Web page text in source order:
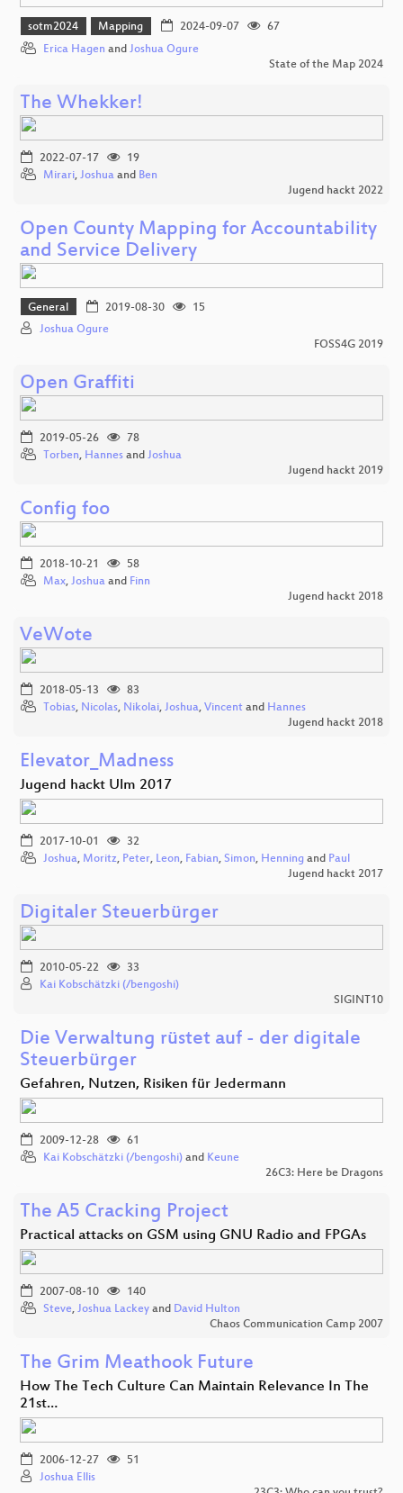
sotm2024 Mapping 2024-09-07
67
Erica Hagen and Joshua Ogure
State of the Map 2024
The Whekker!
2022-07-17
19
Mirari, Joshua and Ben
Jugend hackt 2022
Open County Mapping for Accountability
and Service Delivery
General 2019-08-30
15
Joshua Ogure
FOSS4G 2019
Open Graffiti
2019-05-26
78
Torben, Hannes and Joshua
Jugend hackt 2019
Config foo
2018-10-21
58
Max, Joshua and Finn
Jugend hackt 2018
VeWote
2018-05-13
83
Tobias, Nicolas, Nikolai, Joshua, Vincent and Hannes
Jugend hackt 2018
Elevator_Madness
Jugend hackt Ulm 2017
2017-10-01
32
Joshua, Moritz, Peter, Leon, Fabian, Simon, Henning and Paul
Jugend hackt 2017
Digitaler Steuerbürger
2010-05-22
33
Kai Kobschätzki (/bengoshi)
SIGINT10
Die Verwaltung rüstet auf - der digitale
Steuerbürger
Gefahren, Nutzen, Risiken für Jedermann
2009-12-28
61
Kai Kobschätzki (/bengoshi) and Keune
26C3: Here be Dragons
The A5 Cracking Project
Practical attacks on GSM using GNU Radio and FPGAs
2007-08-10
140
Steve, Joshua Lackey and David Hulton
Chaos Communication Camp 2007
The Grim Meathook Future
How The Tech Culture Can Maintain Relevance In The
21st…
2006-12-27
51
Joshua Ellis